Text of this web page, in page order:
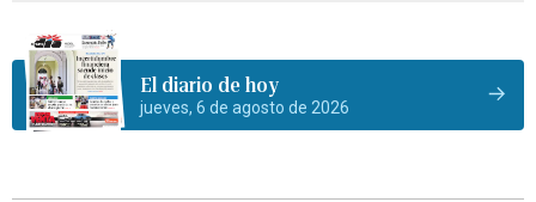
El diario de hoy
jueves, 6 de agosto de 2026